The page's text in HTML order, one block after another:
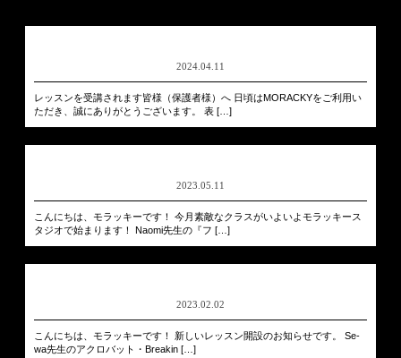
2024.04.11
レッスンを受講されます皆様（保護者様）へ 日頃はMORACKYをご利用い
ただき、誠にありがとうございます。 表 […]
2023.05.11
こんにちは、モラッキーです！ 今月素敵なクラスがいよいよモラッキース
タジオで始まります！ Naomi先生の『フ […]
2023.02.02
こんにちは、モラッキーです！ 新しいレッスン開設のお知らせです。 Se-
wa先生のアクロバット・Breakin […]